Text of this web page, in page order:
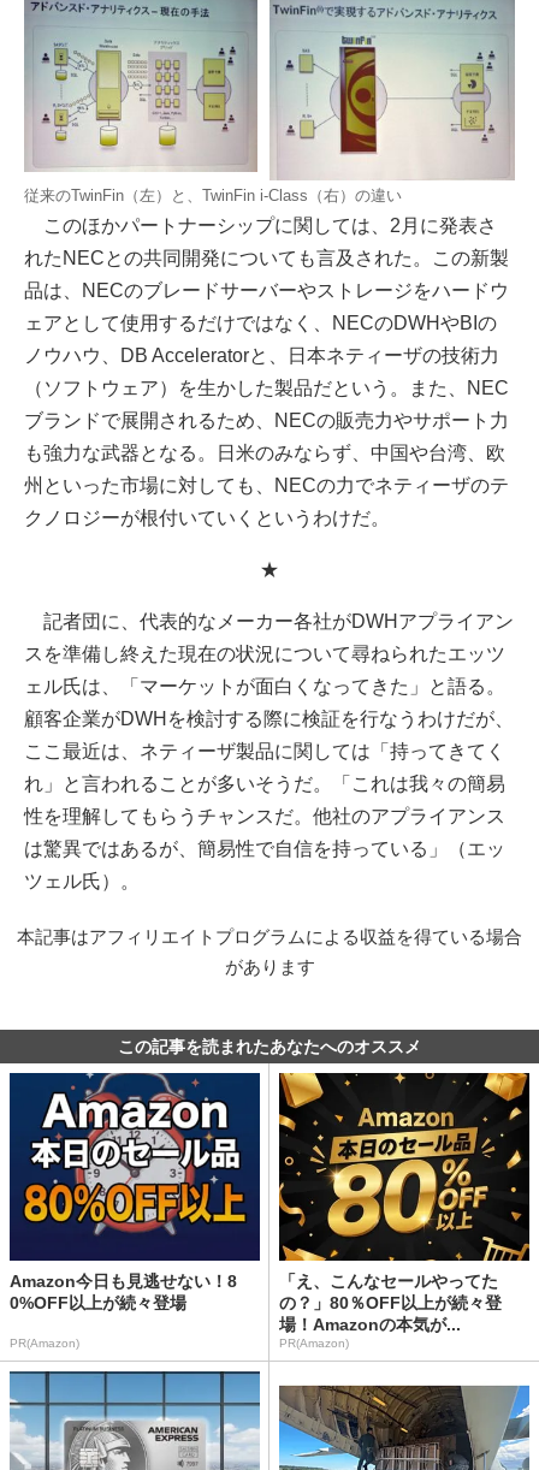
従来のTwinFin（左）と、TwinFin i-Class（右）の違い
このほかパートナーシップに関しては、2月に発表さ
れたNECとの共同開発についても言及された。この新製
品は、NECのブレードサーバーやストレージをハードウ
ェアとして使用するだけではなく、NECのDWHやBIの
ノウハウ、DB Acceleratorと、日本ネティーザの技術力
（ソフトウェア）を生かした製品だという。また、NEC
ブランドで展開されるため、NECの販売力やサポート力
も強力な武器となる。日米のみならず、中国や台湾、欧
州といった市場に対しても、NECの力でネティーザのテ
クノロジーが根付いていくというわけだ。
★
記者団に、代表的なメーカー各社がDWHアプライアン
スを準備し終えた現在の状況について尋ねられたエッツ
ェル氏は、「マーケットが面白くなってきた」と語る。
顧客企業がDWHを検討する際に検証を行なうわけだが、
ここ最近は、ネティーザ製品に関しては「持ってきてく
れ」と言われることが多いそうだ。「これは我々の簡易
性を理解してもらうチャンスだ。他社のアプライアンス
は驚異ではあるが、簡易性で自信を持っている」（エッ
ツェル氏）。
本記事はアフィリエイトプログラムによる収益を得ている場合
があります
この記事を読まれたあなたへのオススメ
Amazon今日も見逃せない！8
0%OFF以上が続々登場
PR(Amazon)
「え、こんなセールやってた
の？」80％OFF以上が続々登
場！Amazonの本気が...
PR(Amazon)